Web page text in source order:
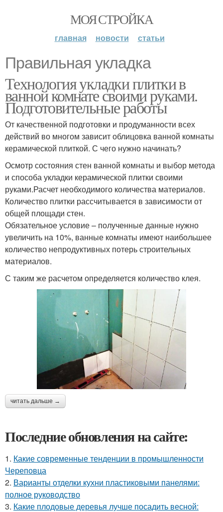
МОЯ СТРОЙКА
главная новости статьи
Правильная укладка
Технология укладки плитки в
ванной комнате своими руками.
Подготовительные работы
От качественной подготовки и продуманности всех
действий во многом зависит облицовка ванной комнаты
керамической плиткой. С чего нужно начинать?
Осмотр состояния стен ванной комнаты и выбор метода
и способа укладки керамической плитки своими
руками.Расчет необходимого количества материалов.
Количество плитки рассчитывается в зависимости от
общей площади стен.
Обязательное условие – полученные данные нужно
увеличить на 10%, ванные комнаты имеют наибольшее
количество непродуктивных потерь строительных
материалов.
С таким же расчетом определяется количество клея.
читать дальше →
Последние обновления на сайте:
1. Какие современные тенденции в промышленности
Череповца
2. Варианты отделки кухни пластиковыми панелями:
полное руководство
3. Какие плодовые деревья лучше посадить весной: